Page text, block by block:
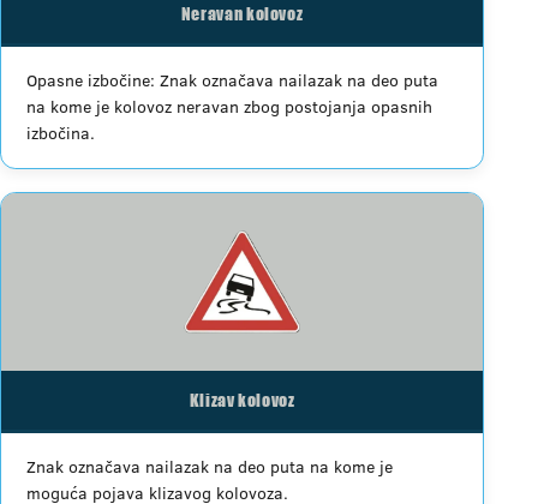
Neravan kolovoz
Opasne izbočine: Znak označava nailazak na deo puta
na kome je kolovoz neravan zbog postojanja opasnih
izbočina.
Klizav kolovoz
Znak označava nailazak na deo puta na kome je
moguća pojava klizavog kolovoza.